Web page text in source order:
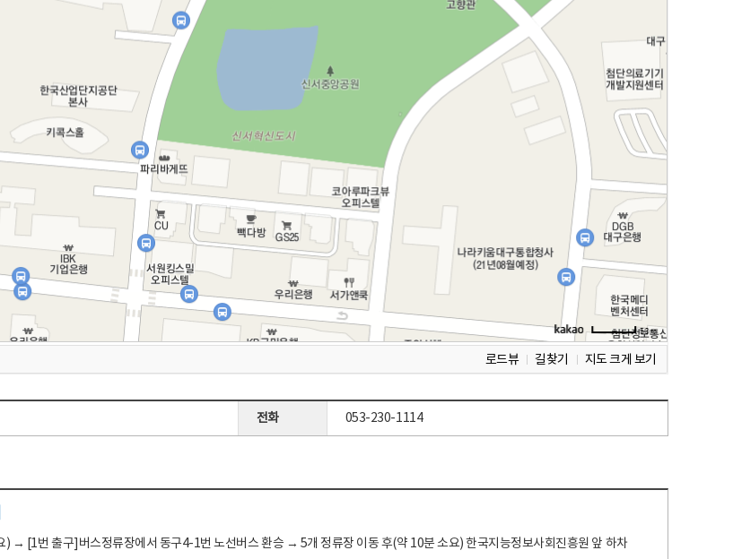
로드뷰 길찾기 지도 크게 보기
전화 053-230-1114
→ [1번 출구]버스정류장에서 동구4-1번 노선버스 환승 → 5개 정류장 이동 후(약 10분 소요) 한국지능정보사회진흥원 앞 하차